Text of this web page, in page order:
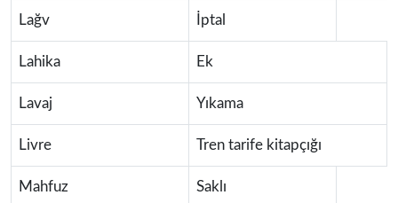
Lağv İptal
Lahika Ek
Lavaj Yıkama
Livre Tren tarife kitapçığı
Mahfuz Saklı